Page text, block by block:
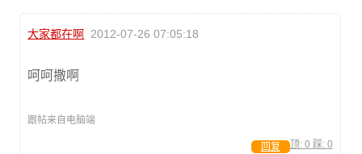
大家都在啊 2012-07-26 07:05:18
呵呵撒啊
跟帖来自电脑端
顶: 0 踩: 0
回复